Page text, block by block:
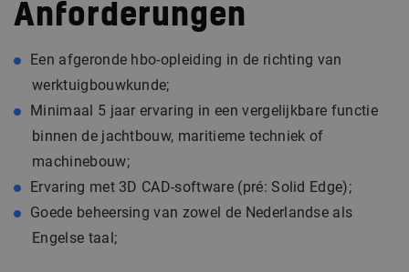
Anforderungen
Een afgeronde hbo-opleiding in de richting van
werktuigbouwkunde;
Minimaal 5 jaar ervaring in een vergelijkbare functie
binnen de jachtbouw, maritieme techniek of
machinebouw;
Ervaring met 3D CAD-software (pré: Solid Edge);
Goede beheersing van zowel de Nederlandse als
Engelse taal;